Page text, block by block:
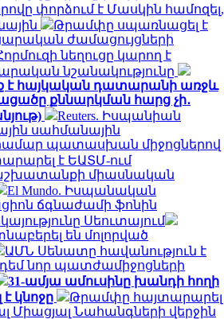
փորձում է Մասկին համոզել,
Թրամփը սպառնացել է
ժամացույցների
նեղուցը կարող է
նշանակությունը
է հայկական դատարանի առջև
քննարկման հարց չի․
Reuters. Իսպանիան
սահմանային
համար պատասխան միջոցներով
է ԵԱՏՄ-ում
աշխատանքի միասնական
El Mundo. Իսպանական
ճգնաժամի ֆոնին
Սեուտայում
են մոլորված
ԱՄՆ Սենատը հավանություն է
նոր պատժամիջոցների
31-ամյա ամուսինը խանդի հողի
կնոջը
Թրամփը հայտարարել
Միացյալ Նահանգների վերջին